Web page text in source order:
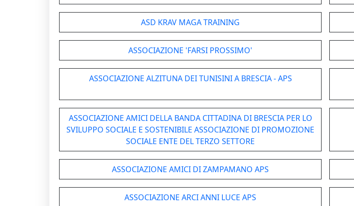
ASD KRAV MAGA TRAINING
ASSOCIAZIONE 'FARSI PROSSIMO'
ASSOCIAZIONE ALZITUNA DEI TUNISINI A BRESCIA - APS
ASSOCIAZIONE AMICI DELLA BANDA CITTADINA DI BRESCIA PER LO
SVILUPPO SOCIALE E SOSTENIBILE ASSOCIAZIONE DI PROMOZIONE
SOCIALE ENTE DEL TERZO SETTORE
ASSOCIAZIONE AMICI DI ZAMPAMANO APS
ASSOCIAZIONE ARCI ANNI LUCE APS